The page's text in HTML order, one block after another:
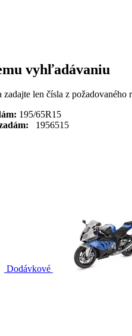
vyhľadávaniu
len čísla z
195/65R15
1956515
Dodávkové